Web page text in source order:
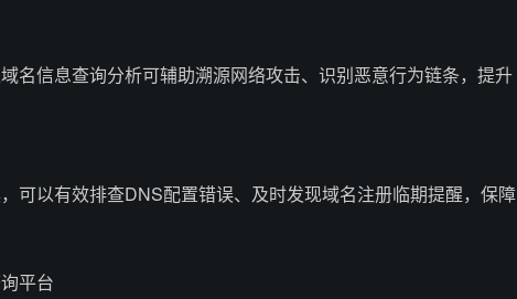
名信息查询分析可辅助溯源网络攻击、识别恶意行为链条，提升
可以有效排查DNS配置错误、及时发现域名注册临期提醒，保障
平台